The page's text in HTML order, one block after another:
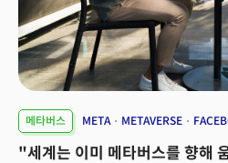
발전할 수 있다는 주장이다. 지난해 연말
메트릭스5는 아직 제작 계획은 없지만 만
스토리로 강력한 메타버스 기기에서 개봉
메타버스 META METAVERSE
"세계는 이미 메타버스를 향해